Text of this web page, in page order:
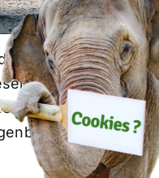
Dependance
bezeichnet und
List of
– Tierpark